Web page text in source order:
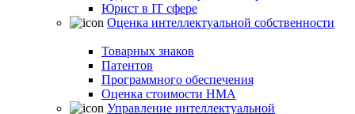
Юрист в IT сфере
Оценка интеллектуальной собственности
Товарных знаков
Патентов
Программного обеспечения
Оценка стоимости НМА
Управление интеллектуальной